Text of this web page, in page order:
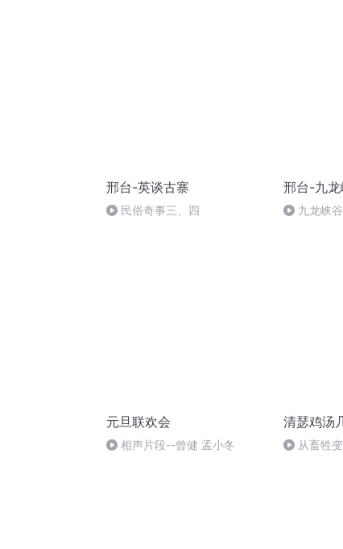
邢台-英谈古寨
民俗奇事三、四
邢台-九
九龙峡
元旦联欢会
相声片段--曾健 孟小冬
清瑟鸡汤
从畜牲